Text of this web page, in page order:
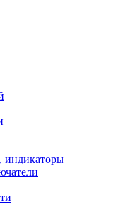
индикаторы